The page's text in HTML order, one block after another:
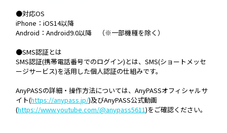
●対応OS
iPhone：iOS14以降
Android：Android9.0以降 （※一部機種を除く）
●SMS認証とは
SMS認証(携帯電話番号でのログイン)とは、SMS(ショートメッセ
ージサービス)を活用した個人認証の仕組みです。
AnyPASSの詳細・操作方法については、AnyPASSオフィシャルサ
イト(https://anypass.jp/)及びAnyPASS公式動画
(https://www.youtube.com/@anypass5611)をご確認ください。